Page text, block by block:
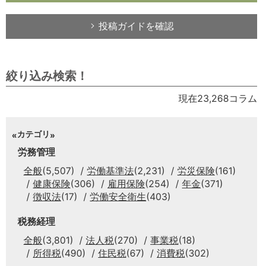
投稿ガイドを確認
絞り込み検索！
現在23,268コラム
カテゴリ
労務管理
全般(5,507) 労働基準法(2,231) 労災保険(161)
健康保険(306) 雇用保険(254) 年金(371)
徴収法(17) 労働安全衛生(403)
税務経理
全般(3,801) 法人税(270) 事業税(18)
所得税(490) 住民税(67) 消費税(302)